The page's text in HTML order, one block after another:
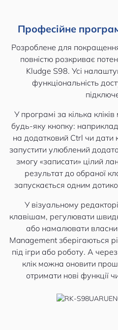
Професійне
Розроблене для покращення
повністю розкриває
Kludge S98. Усі
функціональність
У програмі за кілька
будь-яку кнопку:
на додатковий Ctrl чи
запустити улюблений
змогу «записати» цілий
результат до обраної
запускається одним
У візуальному
клавішам, регулювати
або намалювати
Management зберігаються
під ігри або роботу. А
клік можна оновити
отримати нові функції